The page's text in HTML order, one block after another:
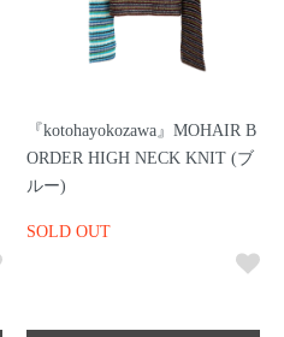
『kotohayokozawa』MOHAIR B
ORDER HIGH NECK KNIT (ブ
ルー)
SOLD OUT